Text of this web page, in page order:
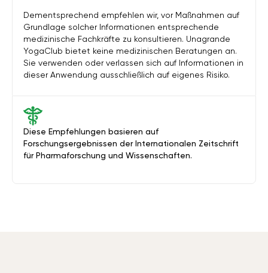
Diese Empfehlungen basieren auf
Forschungsergebnissen der Internationalen Zeitschrift
für Pharmaforschung und Wissenschaften.
Dementsprechend empfehlen wir, vor Maßnahmen auf
Grundlage solcher Informationen entsprechende
medizinische Fachkräfte zu konsultieren. Unagrande
YogaClub bietet keine medizinischen Beratungen an.
Sie verwenden oder verlassen sich auf Informationen in
dieser Anwendung ausschließlich auf eigenes Risiko.